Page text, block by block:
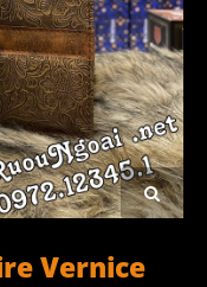
Vernice